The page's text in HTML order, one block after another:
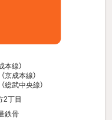
本線）
京成本線）
総武中央線）
2丁目
鉄骨